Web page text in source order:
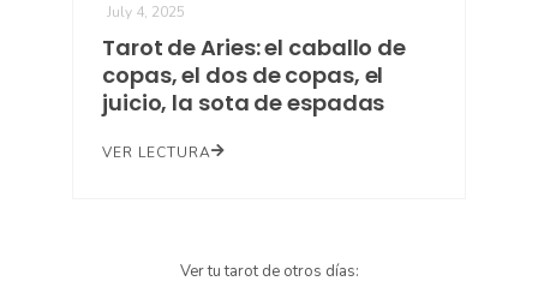
July 4, 2025
Tarot de Aries: el caballo de
copas, el dos de copas, el
juicio, la sota de espadas
VER LECTURA
Ver tu tarot de otros días: